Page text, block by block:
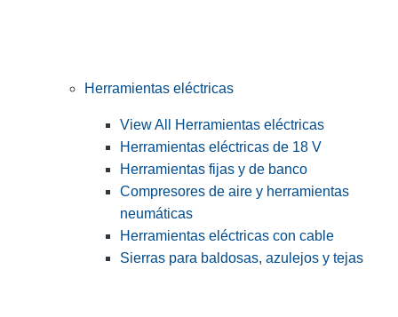
Herramientas eléctricas
View All Herramientas eléctricas
Herramientas eléctricas de 18 V
Herramientas fijas y de banco
Compresores de aire y herramientas
neumáticas
Herramientas eléctricas con cable
Sierras para baldosas, azulejos y tejas